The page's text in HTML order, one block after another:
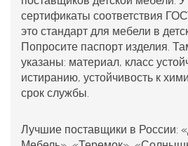
сертификаты соответствия
это стандарт для мебели в
Попросите паспорт изделия.
указаны: материал, класс
истиранию, устойчивость к
срок службы.
Лучшие поставщики в России: